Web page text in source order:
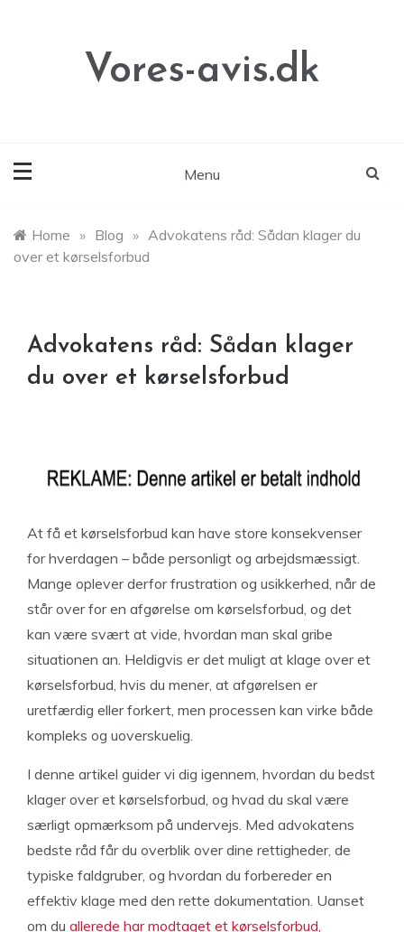
Vores-avis.dk
Menu
Home » Blog » Advokatens råd: Sådan klager du
over et kørselsforbud
Advokatens råd: Sådan klager
du over et kørselsforbud
At få et kørselsforbud kan have store konsekvenser
for hverdagen – både personligt og arbejdsmæssigt.
Mange oplever derfor frustration og usikkerhed, når de
står over for en afgørelse om kørselsforbud, og det
kan være svært at vide, hvordan man skal gribe
situationen an. Heldigvis er det muligt at klage over et
kørselsforbud, hvis du mener, at afgørelsen er
uretfærdig eller forkert, men processen kan virke både
kompleks og uoverskuelig.
I denne artikel guider vi dig igennem, hvordan du bedst
klager over et kørselsforbud, og hvad du skal være
særligt opmærksom på undervejs. Med advokatens
bedste råd får du overblik over dine rettigheder, de
typiske faldgruber, og hvordan du forbereder en
effektiv klage med den rette dokumentation. Uanset
om du allerede har modtaget et kørselsforbud,